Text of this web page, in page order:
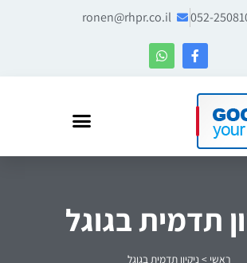
052-
ronen@rhpr.co.il
תדמית בגוגל
ראשי > ניקיון תדמית בגוגל